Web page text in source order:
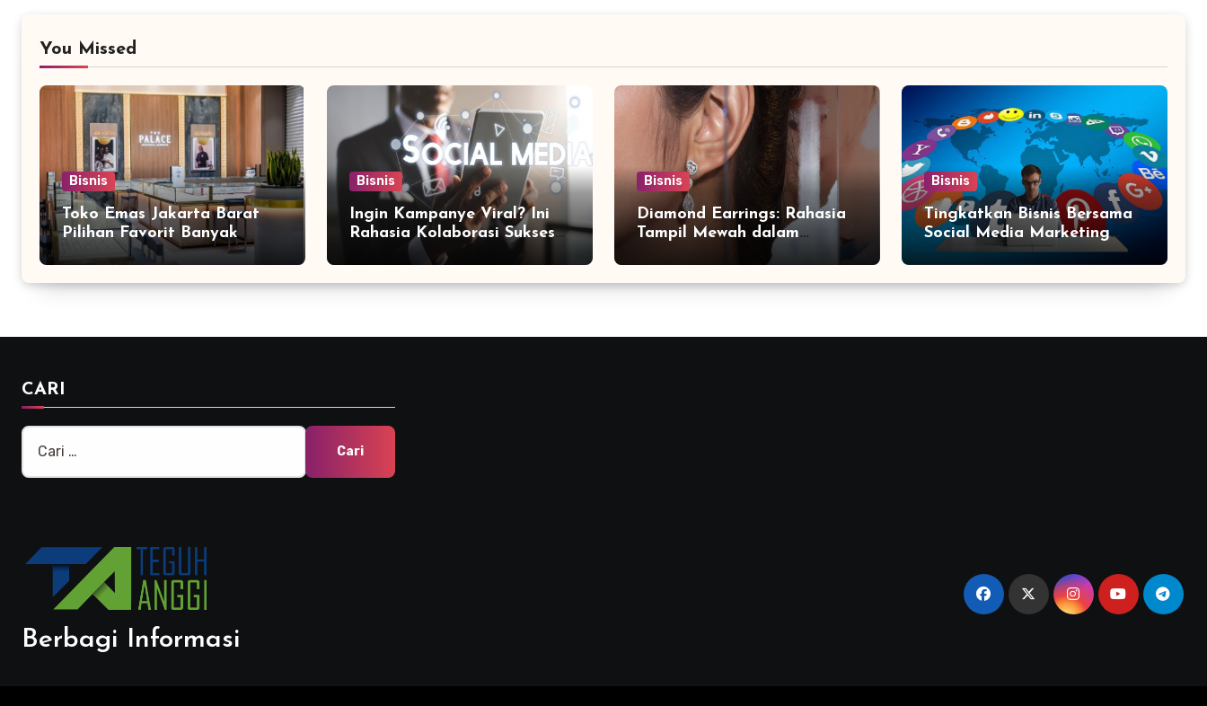
You Missed
Bisnis
Toko Emas Jakarta Barat
Pilihan Favorit Banyak
Bisnis
Ingin Kampanye Viral? Ini
Rahasia Kolaborasi Sukses
Bersama Social Media
Marketing Agency
Bisnis
Diamond Earrings: Rahasia
Tampil Mewah dalam
Sekejap yang Jarang
Diketahui
Bisnis
Tingkatkan Bisnis Bersama
Social Media Marketing
Agency
CARI
Cari
untuk:
Berbagi Informasi